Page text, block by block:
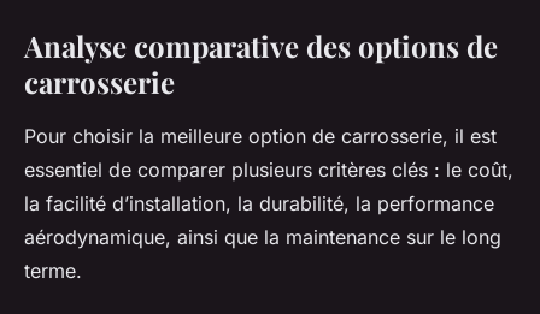
Analyse comparative des options de
carrosserie
Pour choisir la meilleure option de carrosserie, il est
essentiel de comparer plusieurs critères clés : le coût,
la facilité d’installation, la durabilité, la performance
aérodynamique, ainsi que la maintenance sur le long
terme.